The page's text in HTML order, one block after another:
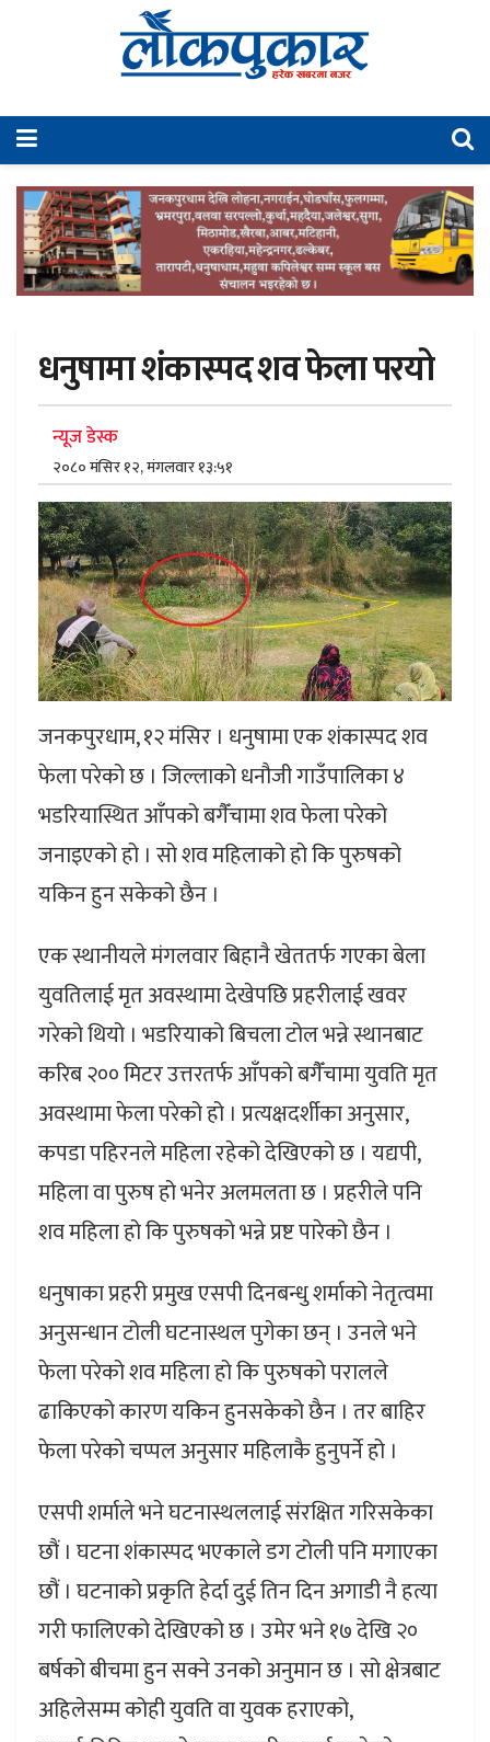
धनुषामा शंकास्पद शव फेला परयो
न्यूज डेस्क
२०८० मंसिर १२, मंगलवार १३:५१
जनकपुरधाम, १२ मंसिर । धनुषामा एक शंकास्पद शव
फेला परेको छ । जिल्लाको धनौजी गाउँपालिका ४
भडरियास्थित आँपको बगैँचामा शव फेला परेको
जनाइएको हो । सो शव महिलाको हो कि पुरुषको
यकिन हुन सकेको छैन ।
एक स्थानीयले मंगलवार बिहानै खेततर्फ गएका बेला
युवतिलाई मृत अवस्थामा देखेपछि प्रहरीलाई खवर
गरेको थियो । भडरियाको बिचला टोल भन्ने स्थानबाट
करिब २०० मिटर उत्तरतर्फ आँपको बगैँचामा युवति मृत
अवस्थामा फेला परेको हो । प्रत्यक्षदर्शीका अनुसार,
कपडा पहिरनले महिला रहेको देखिएको छ । यद्यपी,
महिला वा पुरुष हो भनेर अलमलता छ । प्रहरीले पनि
शव महिला हो कि पुरुषको भन्ने प्रष्ट पारेको छैन ।
धनुषाका प्रहरी प्रमुख एसपी दिनबन्धु शर्माको नेतृत्वमा
अनुसन्धान टोली घटनास्थल पुगेका छन् । उनले भने
फेला परेको शव महिला हो कि पुरुषको परालले
ढाकिएको कारण यकिन हुनसकेको छैन । तर बाहिर
फेला परेको चप्पल अनुसार महिलाकै हुनुपर्ने हो ।
एसपी शर्माले भने घटनास्थललाई संरक्षित गरिसकेका
छौं । घटना शंकास्पद भएकाले डग टोली पनि मगाएका
छौं । घटनाको प्रकृति हेर्दा दुई तिन दिन अगाडी नै हत्या
गरी फालिएको देखिएको छ । उमेर भने १७ देखि २०
बर्षको बीचमा हुन सक्ने उनको अनुमान छ । सो क्षेत्रबाट
अहिलेसम्म कोही युवति वा युवक हराएको,